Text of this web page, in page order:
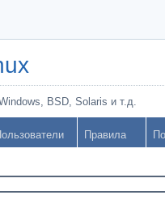
BSD, Solaris и т.д.
Правила